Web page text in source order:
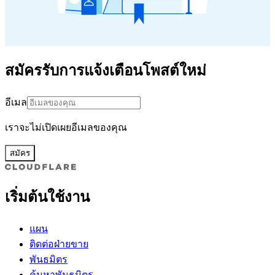
สมัครรับการแจ้งเตือนโพสต์ใหม่
อีเมล
เราจะไม่เปิดเผยอีเมลของคุณ
สมัคร
เริ่มต้นใช้งาน
แผน
ติดต่อฝ่ายขาย
พันธมิตร